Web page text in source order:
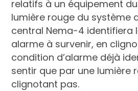
relatifs à un équipement
lumière rouge du système
central Nema-4 identifiera
alarme à survenir, en
condition d’alarme déjà
sentir que par une lumière
clignotant pas.